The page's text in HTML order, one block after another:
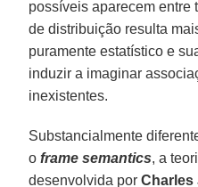
possíveis aparecem entre
de distribuição resulta
puramente estatístico e
induzir a imaginar
inexistentes.
Substancialmente
oframe semantics, a
desenvolvida porCharles